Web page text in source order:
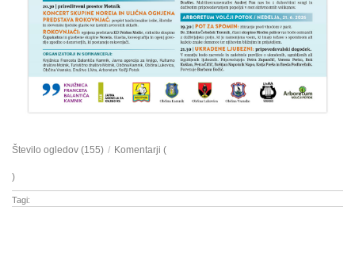
Število ogledov (155) / Komentarji (
)
Tagi: